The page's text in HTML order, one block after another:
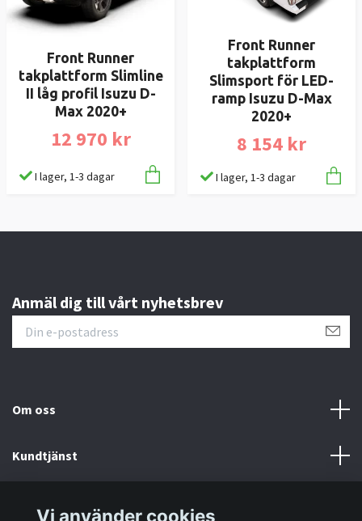
Front Runner
takplattform Slimline
II låg profil Isuzu D-
Max 2020+
12 970 kr
I lager, 1-3 dagar
Front Runner
takplattform
Slimsport för LED-
ramp Isuzu D-Max
2020+
8 154 kr
I lager, 1-3 dagar
Anmäl dig till vårt nyhetsbrev
Om oss
Kundtjänst
Vi använder cookies